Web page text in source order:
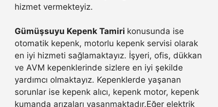
hizmet vermekteyiz.
Gümüşsuyu Kepenk Tamiri konusunda ise
otomatik kepenk, motorlu kepenk servisi olarak
en iyi hizmeti sağlamaktayız. İşyeri, ofis, dükkan
ve AVM kepenklerinde sizlere en iyi şekilde
yardımcı olmaktayız. Kepenklerde yaşanan
sorunlar ise kepenk alıcı, kepenk motor, kepenk
kumanda arızaları yaşanmaktadır.Eğer elektrik